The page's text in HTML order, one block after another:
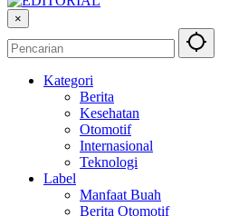
×
Kategori
Berita
Kesehatan
Otomotif
Internasional
Teknologi
Label
Manfaat Buah
Berita Otomotif